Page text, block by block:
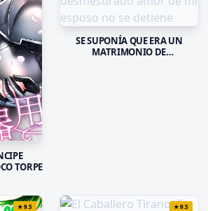
TORPE
SE SUPONÍA QUE ERA UN
MATRIMONIO DE
★9.5 ★9.5